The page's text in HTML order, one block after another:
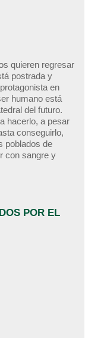
quieren regresar
postrada y
en
humano está
del futuro.
hacerlo, a pesar
conseguirlo,
poblados de
con sangre y
POR EL